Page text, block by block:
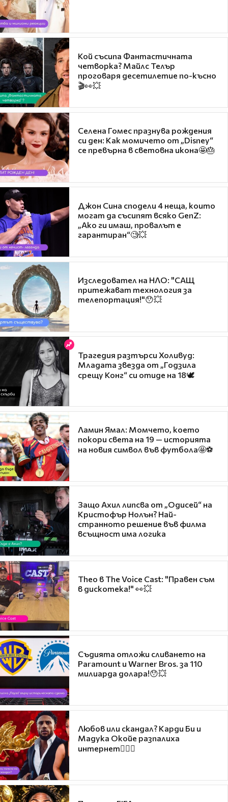
Кой съсипа Фантастичната
четворка? Майлс Телър
проговаря десетилетие по-късно
🎬👀💥
Селена Гомес празнува рождения
си ден: Как момичето от „Disney“
се превърна в световна икона🤩🎂
Джон Сина сподели 4 неща, които
могат да съсипят всяко GenZ:
„Ако ги имаш, провалът е
гарантиран“🧐💥
Изследовател на НЛО: "САЩ
притежават технология за
телепортация!"😯💥
Трагедия разтърси Холивуд:
Младата звезда от „Годзила
срещу Конг“ си отиде на 18🕊️
Ламин Ямал: Момчето, което
покори света на 19 — историята
на новия символ във футбола🤩⚽
Защо Ахил липсва от „Одисей“ на
Кристофър Нолън? Най-
странното решение във филма
всъщност има логика
Theo в The Voice Cast: "Правен съм
в дискотека!" 👀💥
Съдията отложи сливането на
Paramount и Warner Bros. за 110
милиарда долара!😯💥
Любов или скандал? Карди Би и
Мадука Окойе разпалиха
интернет❤️‍🔥🔥